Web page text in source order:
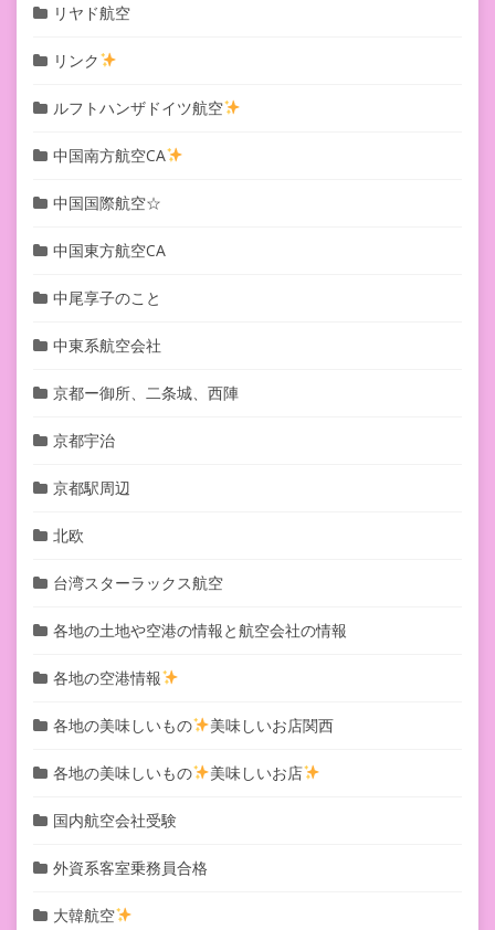
リヤド航空
リンク
ルフトハンザドイツ航空
中国南方航空CA
中国国際航空☆
中国東方航空CA
中尾享子のこと
中東系航空会社
京都ー御所、二条城、西陣
京都宇治
京都駅周辺
北欧
台湾スターラックス航空
各地の土地や空港の情報と航空会社の情報
各地の空港情報
各地の美味しいもの 美味しいお店関西
各地の美味しいもの 美味しいお店
国内航空会社受験
外資系客室乗務員合格
大韓航空